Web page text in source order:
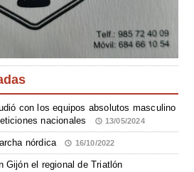
con los equipos absolutos masculino
nacionales
13/05/2024
nórdica 16/10/2022
Gijón el regional de Triatlón